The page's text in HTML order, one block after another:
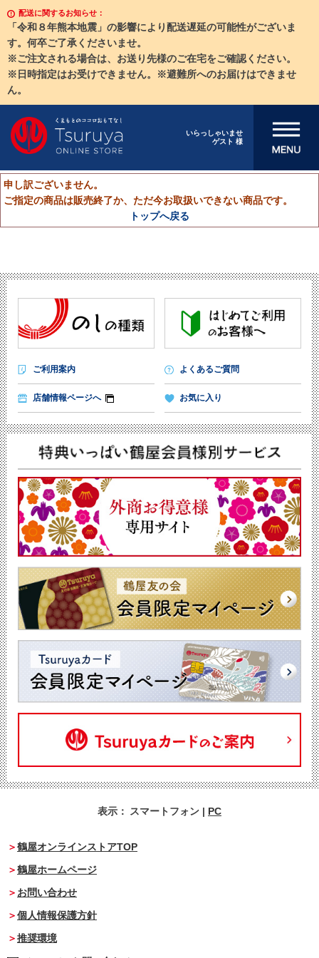
配送に関するお知らせ：
「令和８年熊本地震」の影響により配送遅延の可能性がございま
す。何卒ご了承くださいませ。
※ご注文される場合は、お送り先様のご在宅をご確認ください。
※日時指定はお受けできません。※避難所へのお届けはできませ
ん。
いらっしゃいませ
ゲスト 様
メニューを開
申し訳ございません。
ご指定の商品は販売終了か、ただ今お取扱いできない商品です。
トップへ戻る
ご利用案内 よくあるご質問
店舗情報ページへ お気に入り
表示： スマートフォン | PC
鶴屋オンラインストアTOP
鶴屋ホームページ
お問い合わせ
個人情報保護方針
推奨環境